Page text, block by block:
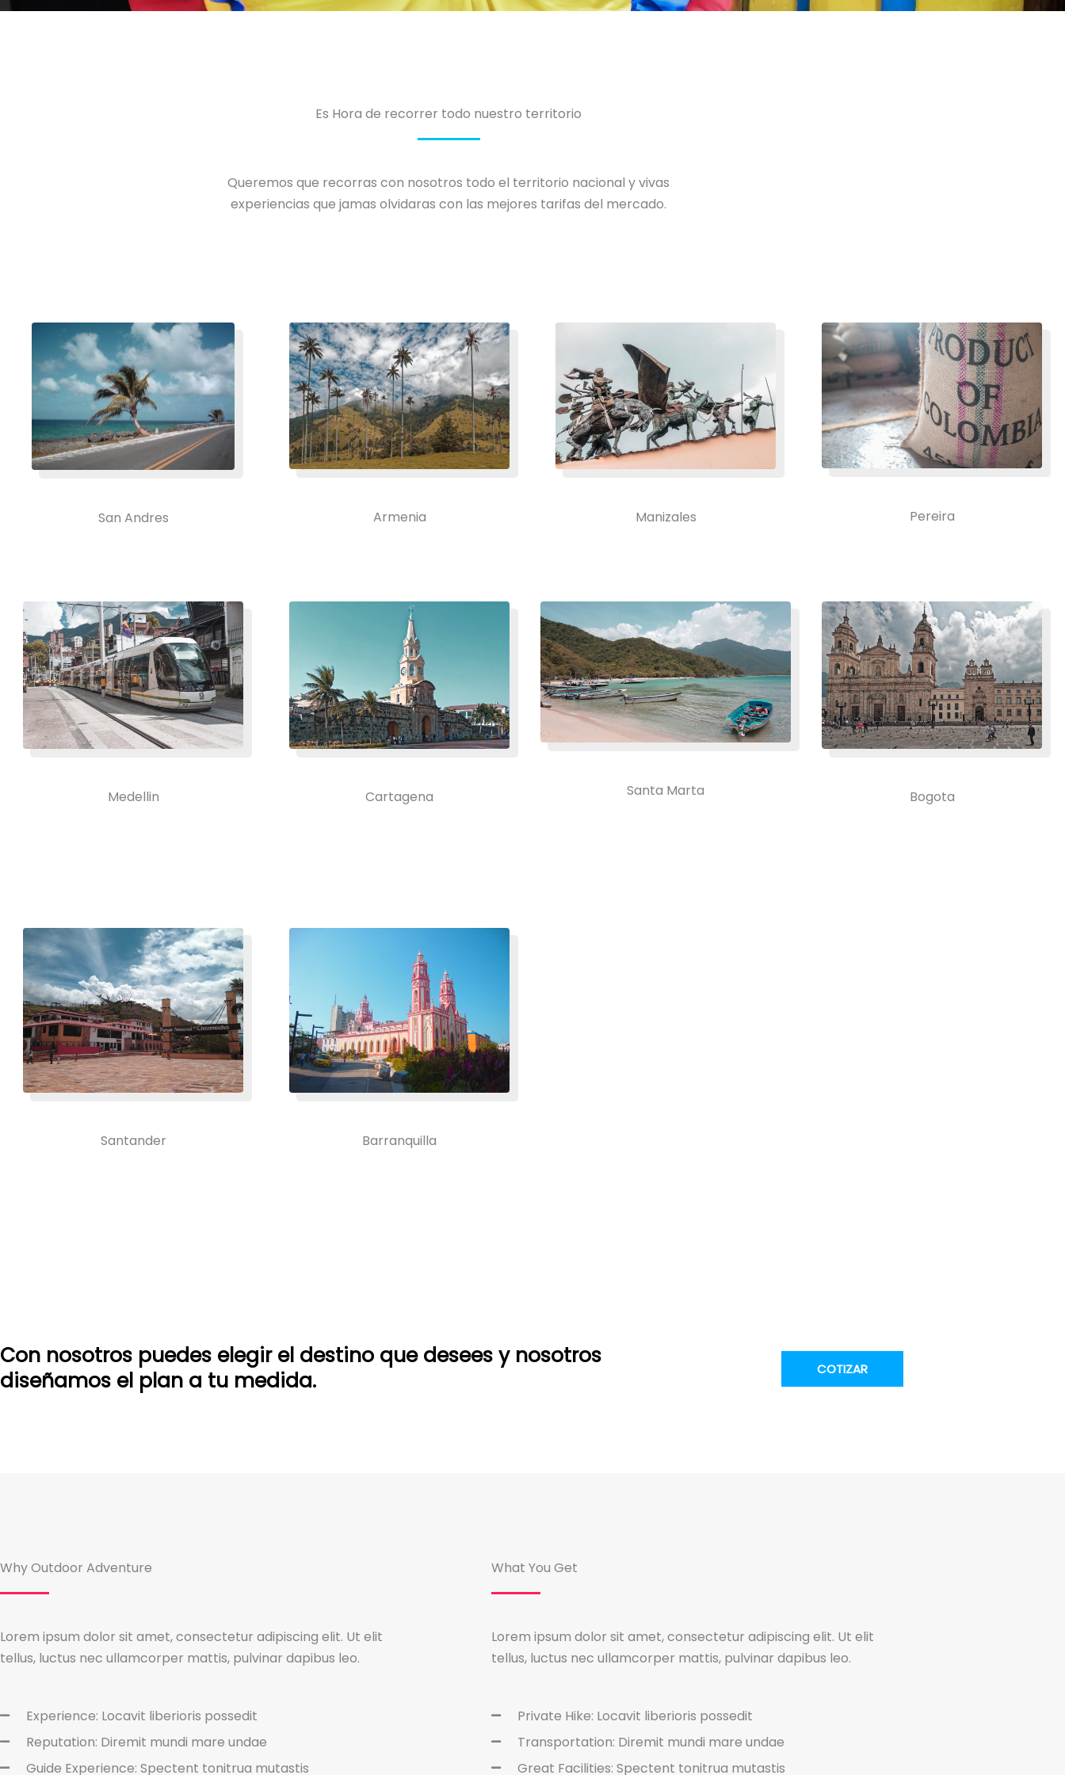
Es Hora de recorrer todo nuestro territorio
Queremos que recorras con nosotros todo el territorio nacional y vivas
experiencias que jamas olvidaras con las mejores tarifas del mercado.
San Andres Armenia Manizales Pereira
Medellin Cartagena Santa Marta Bogota
Santander Barranquilla
Con nosotros puedes elegir el destino que desees y nosotros
diseñamos el plan a tu medida.
COTIZAR
Why Outdoor Adventure
Lorem ipsum dolor sit amet, consectetur adipiscing elit. Ut elit
tellus, luctus nec ullamcorper mattis, pulvinar dapibus leo.
Experience: Locavit liberioris possedit
Reputation: Diremit mundi mare undae
Guide Experience: Spectent tonitrua mutastis
What You Get
Lorem ipsum dolor sit amet, consectetur adipiscing elit. Ut elit
tellus, luctus nec ullamcorper mattis, pulvinar dapibus leo.
Private Hike: Locavit liberioris possedit
Transportation: Diremit mundi mare undae
Great Facilities: Spectent tonitrua mutastis